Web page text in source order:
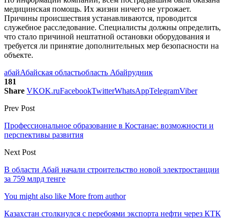
медицинская помощь. Их жизни ничего не угрожает.
Причины происшествия устанавливаются, проводится
служебное расследование. Специалисты должны определить,
что стало причиной нештатной остановки оборудования и
требуется ли принятие дополнительных мер безопасности на
объекте.
абайАбайская областьобласть Абайрудник
181
Share VKOK.ruFacebookTwitterWhatsAppTelegramViber
Prev Post
Профессиональное образование в Костанае: возможности и
перспективы развития
Next Post
В области Абай начали строительство новой электростанции
за 759 млрд тенге
You might also like More from author
Казахстан столкнулся с перебоями экспорта нефти через КТК